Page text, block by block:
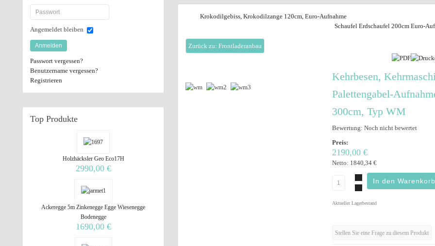
Krokodilgebiss, Krokodilzange 120cm, Euro-Aufnahme
Schaufel Erdschaufel 200cm Euro-
Zurück zu: Frontladeranbau
Kehrbesen,
Palettengabel-
300cm, Typ WM
Bewertung: Noch nicht bewertet
Preis:
2190,00 €
Netto: 1840,34 €
Aktueller Lagerbestand
Stellen Sie eine Frage zu diesem Produkt
Angemeldet bleiben
Anmelden
Passwort vergessen?
Benutzername vergessen?
Registrieren
Top Produkte
Holzhäcksler Geo Eco17H
2990,00 €
Ackeregge 5m Zinkenegge Egge Wiesenegge
Bodenegge
1690,00 €